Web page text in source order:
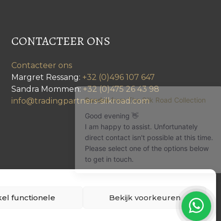
functionele Bekijk voorkeuren
CONTACTEER ONS
Contacteer ons
Margret Ressang: +32 (0)496 107 647
Sandra Mommen:+32 (0)475 26 43 98
info@tradingpartners-silkroad.com